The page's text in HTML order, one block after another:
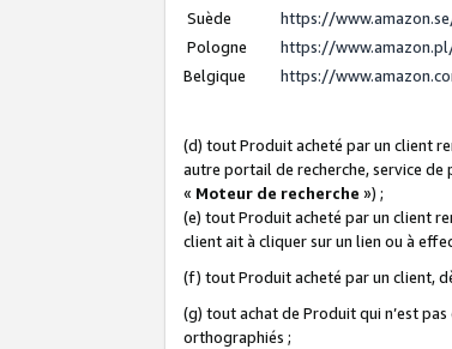
Suède
https://
Pologne
https://
Belgique
https://
(d) tout Produit acheté par un client
autre portail de recherche, service de
« Moteur de recherche ») ;
(e) tout Produit acheté par un client
client ait à cliquer sur un lien ou à
(f) tout Produit acheté par un client,
(g) tout achat de Produit qui n’est
orthographiés ;